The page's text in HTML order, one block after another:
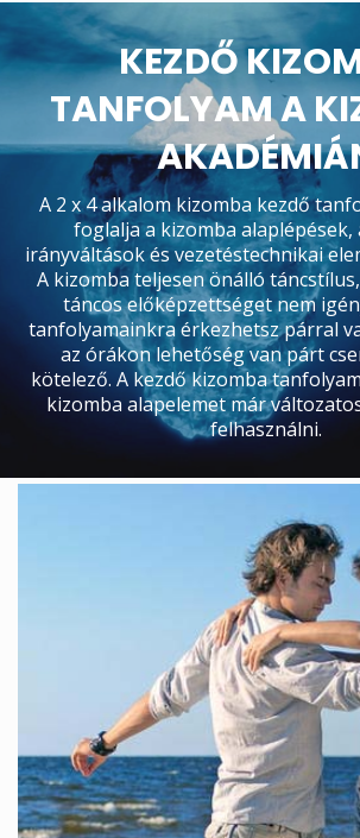
KEZDŐ
TANFOLYAM A
A 2 x 4 alkalom kizomba kezdő
foglalja a kizomba alaplépések,
irányváltások és vezetéstechnikai
A kizomba teljesen önálló
táncos előképzettséget nem
tanfolyamainkra érkezhetsz párral
az órákon lehetőség van párt
kötelező. A kezdő kizomba
kizomba alapelemet már
felhasználni.